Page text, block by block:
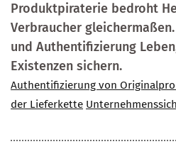
Produktpiraterie bedroht
Verbraucher
und Authentifizierung
Existenzen sichern.
Authentifizierung von
der Lieferkette